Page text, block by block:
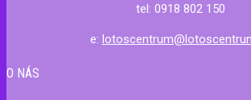
tel: 0918 802 150
e:
O NÁS